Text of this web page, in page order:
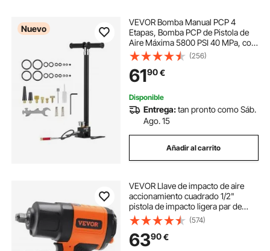
Nuevo
VEVOR Bomba Manual PCP 4
Etapas, Bomba PCP de Pistola de
Aire Máxima 5800 PSI 40 MPa, con
Filtro de Aceite y Humedad,
Manómetro, Cuerpo de Acero
Inoxidable, para Inflado de
Neumáticos, Paintball
(256)
6190€
Disponible
Entrega:tan pronto como Sáb.
Ago. 15
Añadir al carrito
VEVOR Llave de impacto de aire
accionamiento cuadrado 1/2"
pistola de impacto ligera par de
aflojamiento con 11 vasos de
impacto de acero CR-V para
camiones, mecánico profesional
(574)
6390€